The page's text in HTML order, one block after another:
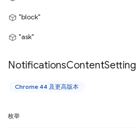
"block"
"ask"
NotificationsContentSetting
Chrome 44 及更高版本
枚举